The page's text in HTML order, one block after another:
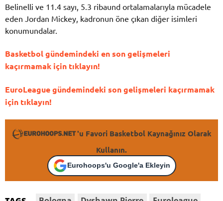
Belinelli ve 11.4 sayı, 5.3 ribaund ortalamalarıyla mücadele
eden Jordan Mickey, kadronun öne çıkan diğer isimleri
konumundalar.
Basketbol gündemindeki en son gelişmeleri
kaçırmamak için tıklayın!
EuroLeague gündemindeki son gelişmeleri kaçırmamak
için tıklayın!
'u Favori Basketbol Kaynağınız Olarak
Kullanın.
Eurohoops'u Google'a Ekleyin